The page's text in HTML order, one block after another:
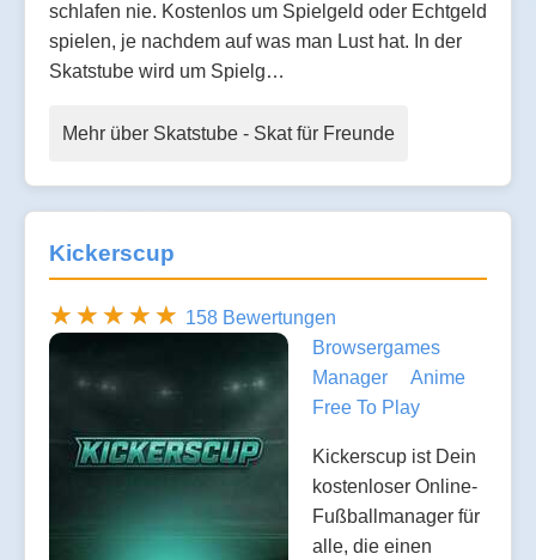
schlafen nie. Kostenlos um Spielgeld oder Echtgeld
spielen, je nachdem auf was man Lust hat. In der
Skatstube wird um Spielg…
Mehr über Skatstube - Skat für Freunde
Kickerscup
158 Bewertungen
Browsergames
Manager
Anime
Free To Play
Kickerscup ist Dein
kostenloser Online-
Fußballmanager für
alle, die einen